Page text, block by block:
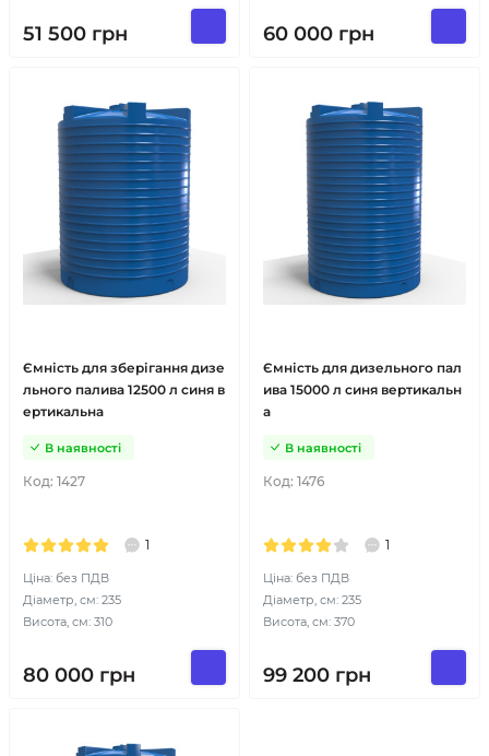
51 500 грн 60 000 грн
Ємність для зберігання дизе
льного палива 12500 л синя в
ертикальна
Код: 1427
В наявності
1
Ціна: без ПДВ
Діаметр, см: 235
Висота, см: 310
80 000 грн
Ємність для дизельного пал
ива 15000 л синя вертикальн
а
Код: 1476
В наявності
1
Ціна: без ПДВ
Діаметр, см: 235
Висота, см: 370
99 200 грн